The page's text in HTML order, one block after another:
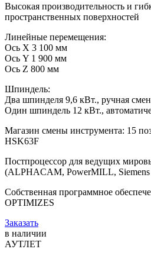
Высокая производительность и
пространственных поверхностей
Линейные перемещения:
Ось X 3 100 мм
Ось Y 1 900 мм
Ось Z 800 мм
Шпиндель:
Два шпинделя 9,6 кВт., ручная
Один шпиндель 12 кВт.,
Магазин смены инструмента: 15
HSK63F
Постпроцессор для ведущих
(ALPHACAM, PowerMILL,
Собственная программное
OPTIMIZES
Заказать
в наличии
АУТЛЕТ